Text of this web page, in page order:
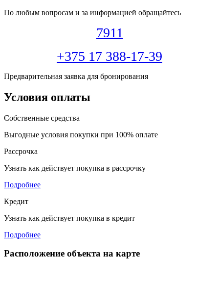
По любым вопросам и за информацией обращайтесь
7911
+375 17 388-17-39
Предварительная заявка для бронирования
Условия оплаты
Собственные средства
Выгодные условия покупки при 100% оплате
Рассрочка
Узнать как действует покупка в рассрочку
Подробнее
Кредит
Узнать как действует покупка в кредит
Подробнее
Расположение объекта на карте